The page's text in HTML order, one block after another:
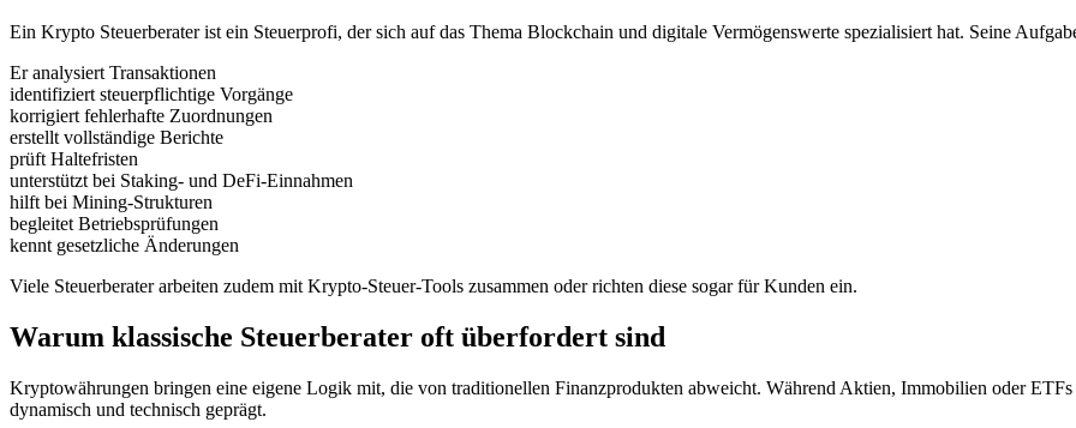
Ein Krypto Steuerberater ist ein Steuerprofi, der sich auf das Thema Blockchain und digitale Vermögenswerte spezialisiert hat. Seine
Er analysiert Transaktionen
identifiziert steuerpflichtige Vorgänge
korrigiert fehlerhafte Zuordnungen
erstellt vollständige Berichte
prüft Haltefristen
unterstützt bei Staking- und DeFi-Einnahmen
hilft bei Mining-Strukturen
begleitet Betriebsprüfungen
kennt gesetzliche Änderungen
Viele Steuerberater arbeiten zudem mit Krypto-Steuer-Tools zusammen oder richten diese sogar für Kunden ein.
Warum klassische Steuerberater oft überfordert sind
Kryptowährungen bringen eine eigene Logik mit, die von traditionellen Finanzprodukten abweicht. Während Aktien, Immobilien oder
dynamisch und technisch geprägt.